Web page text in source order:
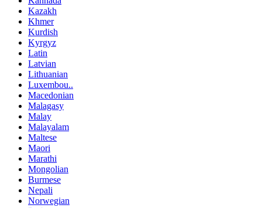
Kazakh
Khmer
Kurdish
Kyrgyz
Latin
Latvian
Lithuanian
Luxembou..
Macedonian
Malagasy
Malay
Malayalam
Maltese
Maori
Marathi
Mongolian
Burmese
Nepali
Norwegian